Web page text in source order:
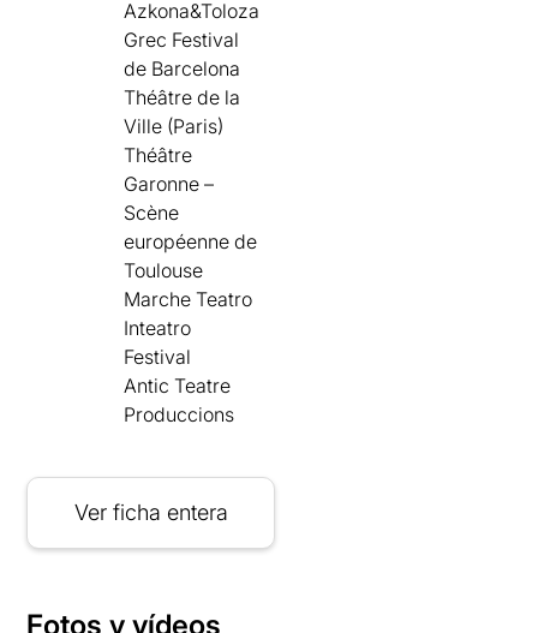
Azkona&Toloza
Grec Festival
de Barcelona
Théâtre de la
Ville (Paris)
Théâtre
Garonne –
Scène
européenne de
Toulouse
Marche Teatro
Inteatro
Festival
Antic Teatre
Produccions
Ver ficha entera
Fotos y vídeos